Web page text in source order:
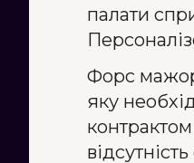
палати
Форс мажор
яку